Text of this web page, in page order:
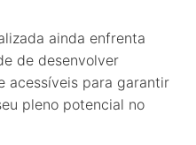
ainda enfrenta
de desenvolver
acessíveis para garantir
pleno potencial no